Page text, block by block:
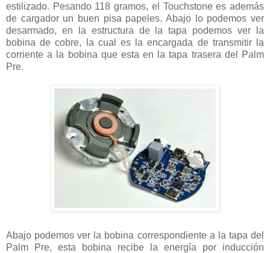
estilizado. Pesando 118 gramos, el Touchstone es además
de cargador un buen pisa papeles. Abajo lo podemos ver
desarmado, en la estructura de la tapa podemos ver la
bobina de cobre, la cual es la encargada de transmitir la
corriente a la bobina que esta en la tapa trasera del Palm
Pre.
Abajo podemos ver la bobina correspondiente a la tapa del
Palm Pre, esta bobina recibe la energía por inducción